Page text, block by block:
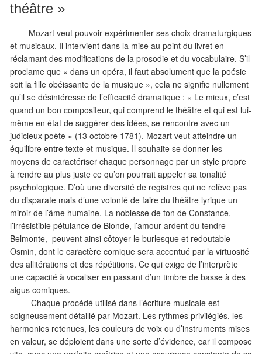
théâtre »
Mozart veut pouvoir expérimenter ses choix dramaturgiques
et musicaux. Il intervient dans la mise au point du livret en
réclamant des modifications de la prosodie et du vocabulaire. S’il
proclame que « dans un opéra, il faut absolument que la poésie
soit la fille obéissante de la musique », cela ne signifie nullement
qu’il se désintéresse de l’efficacité dramatique : « Le mieux, c’est
quand un bon compositeur, qui comprend le théâtre et qui est lui-
même en état de suggérer des idées, se rencontre avec un
judicieux poète » (13 octobre 1781). Mozart veut atteindre un
équilibre entre texte et musique. Il souhaite se donner les
moyens de caractériser chaque personnage par un style propre
à rendre au plus juste ce qu’on pourrait appeler sa tonalité
psychologique. D’où une diversité de registres qui ne relève pas
du disparate mais d’une volonté de faire du théâtre lyrique un
miroir de l’âme humaine. La noblesse de ton de Constance,
l’irrésistible pétulance de Blonde, l’amour ardent du tendre
Belmonte, peuvent ainsi côtoyer le burlesque et redoutable
Osmin, dont le caractère comique sera accentué par la virtuosité
des allitérations et des répétitions. Ce qui exige de l’interprète
une capacité à vocaliser en passant d’un timbre de basse à des
aigus comiques.
Chaque procédé utilisé dans l’écriture musicale est
soigneusement détaillé par Mozart. Les rythmes privilégiés, les
harmonies retenues, les couleurs de voix ou d’instruments mises
en valeur, se déploient dans une sorte d’évidence, car il compose